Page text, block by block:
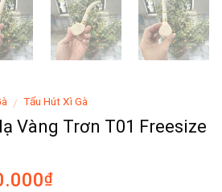
/ Tẩu Hút Xì Gà
Vàng Trơn T01 Freesize
₫